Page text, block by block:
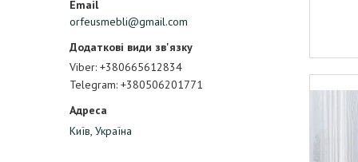
orfeusmebli@gmail.com
Viber +380665612834
Telegram +380506201771
Київ, Україна